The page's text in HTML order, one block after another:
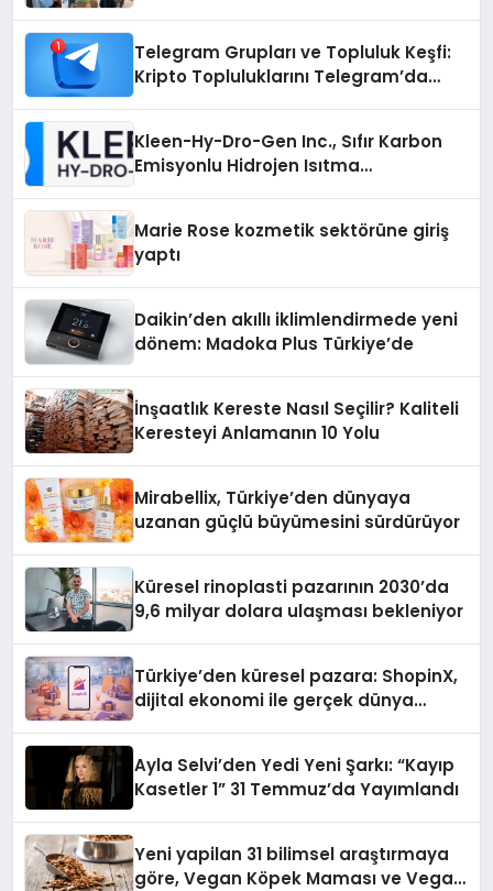
Telegram Grupları ve Topluluk Keşfi:
Kripto Topluluklarını Telegram’da
Kleen-Hy-Dro-Gen Inc., Sıfır Karbon
Emisyonlu Hidrojen Isıtma
Marie Rose kozmetik sektörüne giriş
yaptı
Daikin’den akıllı iklimlendirmede yeni
dönem: Madoka Plus Türkiye’de
İnşaatlık Kereste Nasıl Seçilir? Kaliteli
Keresteyi Anlamanın 10 Yolu
Mirabellix, Türkiye’den dünyaya
uzanan güçlü büyümesini sürdürüyor
Küresel rinoplasti pazarının 2030’da
9,6 milyar dolara ulaşması bekleniyor
Türkiye’den küresel pazara: ShopinX,
dijital ekonomi ile gerçek dünya
Ayla Selvi’den Yedi Yeni Şarkı: “Kayıp
Kasetler 1” 31 Temmuz’da Yayımlandı
Yeni yapilan 31 bilimsel araştırmaya
göre, Vegan Köpek Maması ve Vegan